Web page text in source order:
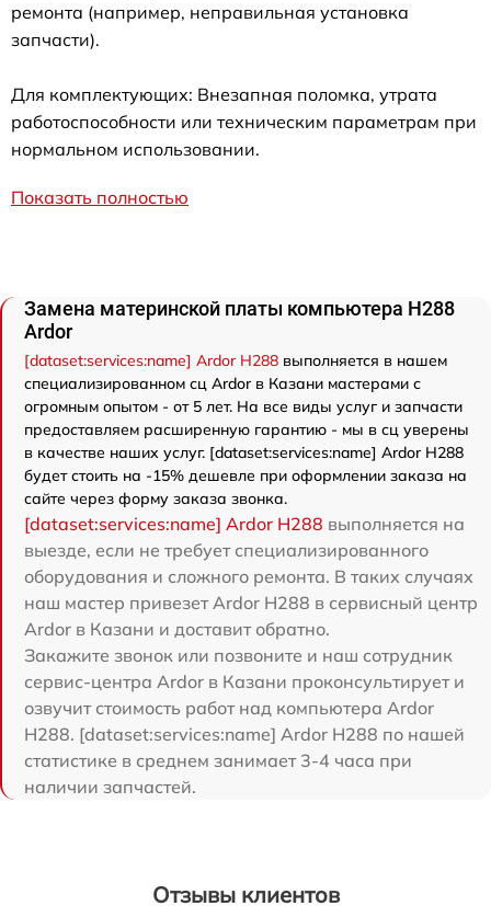
ремонта (например, неправильная установка
запчасти).
Для комплектующих: Внезапная поломка, утрата
работоспособности или техническим параметрам при
нормальном использовании.
Показать полностью
Замена материнской платы компьютера H288
Ardor
[dataset:services:name] Ardor H288 выполняется в нашем
специализированном сц Ardor в Казани мастерами с
огромным опытом - от 5 лет. На все виды услуг и запчасти
предоставляем расширенную гарантию - мы в сц уверены
в качестве наших услуг. [dataset:services:name] Ardor H288
будет стоить на -15% дешевле при оформлении заказа на
сайте через форму заказа звонка.
[dataset:services:name] Ardor H288 выполняется на
выезде, если не требует специализированного
оборудования и сложного ремонта. В таких случаях
наш мастер привезет Ardor H288 в сервисный центр
Ardor в Казани и доставит обратно.
Закажите звонок или позвоните и наш сотрудник
сервис-центра Ardor в Казани проконсультирует и
озвучит стоимость работ над компьютера Ardor
H288. [dataset:services:name] Ardor H288 по нашей
статистике в среднем занимает 3-4 часа при
наличии запчастей.
Отзывы клиентов